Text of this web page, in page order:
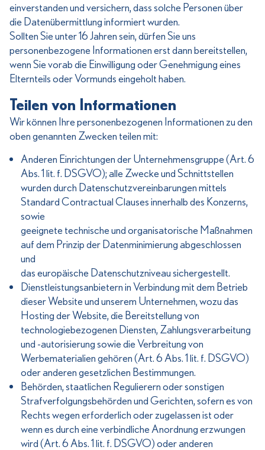
einverstanden und versichern, dass solche Personen über
die Datenübermittlung informiert wurden.
Sollten Sie unter 16 Jahren sein, dürfen Sie uns
personenbezogene Informationen erst dann bereitstellen,
wenn Sie vorab die Einwilligung oder Genehmigung eines
Elternteils oder Vormunds eingeholt haben.
Teilen von Informationen
Wir können Ihre personenbezogenen Informationen zu den
oben genannten Zwecken teilen mit:
Anderen Einrichtungen der Unternehmensgruppe (Art. 6
Abs. 1 lit. f. DSGVO); alle Zwecke und Schnittstellen
wurden durch Datenschutzvereinbarungen mittels
Standard Contractual Clauses innerhalb des Konzerns,
sowie
geeignete technische und organisatorische Maßnahmen
auf dem Prinzip der Datenminimierung abgeschlossen
und
das europäische Datenschutzniveau sichergestellt.
Dienstleistungsanbietern in Verbindung mit dem Betrieb
dieser Website und unserem Unternehmen, wozu das
Hosting der Website, die Bereitstellung von
technologiebezogenen Diensten, Zahlungsverarbeitung
und -autorisierung sowie die Verbreitung von
Werbematerialien gehören (Art. 6 Abs. 1 lit. f. DSGVO)
oder anderen gesetzlichen Bestimmungen.
Behörden, staatlichen Regulierern oder sonstigen
Strafverfolgungsbehörden und Gerichten, sofern es von
Rechts wegen erforderlich oder zugelassen ist oder
wenn es durch eine verbindliche Anordnung erzwungen
wird (Art. 6 Abs. 1 lit. f. DSGVO) oder anderen